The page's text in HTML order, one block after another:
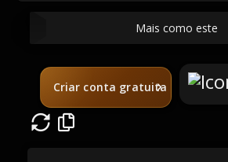
Mais como este
Criar conta gratuita